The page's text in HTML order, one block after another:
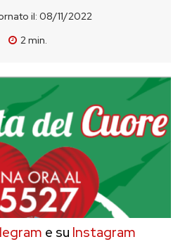
il: 08/11/2022
2min.
e su Instagram